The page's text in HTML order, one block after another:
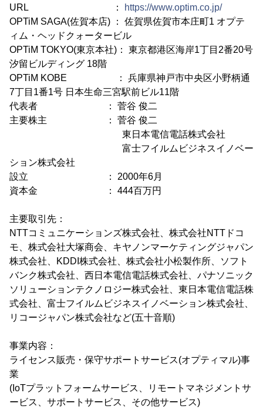
URL ：
https://www.optim.co.jp/
OPTiM SAGA(佐賀本店) ： 佐賀県佐賀市本庄町1 オプテ
ィム・ヘッドクォータービル
OPTiM TOKYO(東京本社)： 東京都港区海岸1丁目2番20号
汐留ビルディング 18階
OPTiM KOBE ： 兵庫県神戸市中央区小野柄通
7丁目1番1号 日本生命三宮駅前ビル11階
代表者 ： 菅谷 俊二
主要株主 ： 菅谷 俊二
東日本電信電話株式会社
富士フイルムビジネスイノベー
ション株式会社
設立 ： 2000年6月
資本金 ： 444百万円
主要取引先：
NTTコミュニケーションズ株式会社、株式会社NTTドコ
モ、株式会社大塚商会、キヤノンマーケティングジャパン
株式会社、KDDI株式会社、株式会社小松製作所、ソフト
バンク株式会社、西日本電信電話株式会社、パナソニック
ソリューションテクノロジー株式会社、東日本電信電話株
式会社、富士フイルムビジネスイノベーション株式会社、
リコージャパン株式会社など(五十音順)
事業内容：
ライセンス販売・保守サポートサービス(オプティマル)事
業
(IoTプラットフォームサービス、リモートマネジメントサ
ービス、サポートサービス、その他サービス)